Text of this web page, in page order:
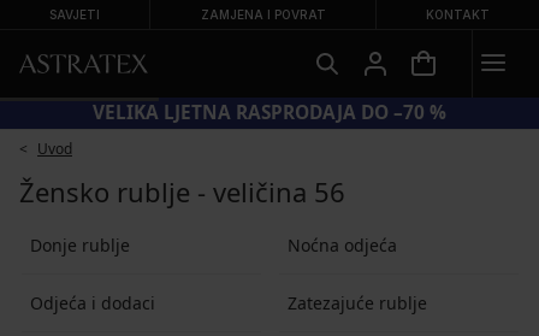
SAVJETI ZAMJENA I POVRAT KONTAKT
VELIKA LJETNA RASPRODAJA DO –70 %
Uvod
Žensko rublje - veličina 56
Donje rublje Noćna odjeća
Odjeća i dodaci Zatezajuće rublje